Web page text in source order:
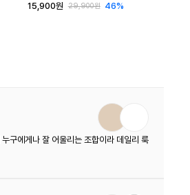
15,900원
29,900원 46%
구에게나 잘 어울리는 조합이라 데일리 룩